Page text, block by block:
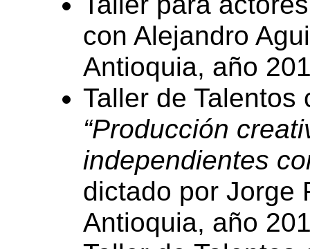
con Alejandro
Antioquia, año
Taller de Talentos
“Producción
independientes
dictado por Jorge
Antioquia, año